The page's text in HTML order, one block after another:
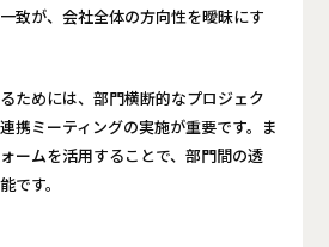
致が、会社全体の方向性を曖昧にす
ためには、部門横断的なプロジェク
携ミーティングの実施が重要です。ま
ームを活用することで、部門間の透
です。